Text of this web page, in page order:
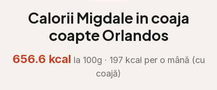
Calorii Migdale in coaja
coapte Orlandos
656.6 kcal la 100g · 197 kcal per o mână (cu
coajă)